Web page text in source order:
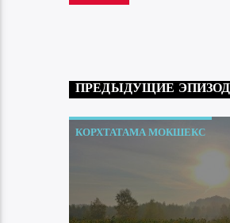
ПРЕДЫДУЩИЕ
КОРХТАТАМА МОКШЕКС